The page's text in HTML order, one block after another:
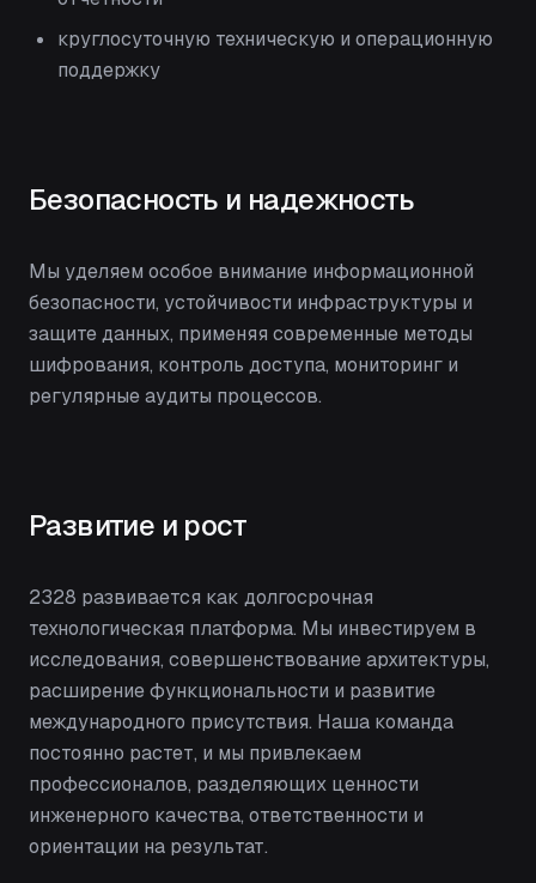
круглосуточную техническую и операционную
поддержку
Безопасность и надежность
Мы уделяем особое внимание информационной
безопасности, устойчивости инфраструктуры и
защите данных, применяя современные методы
шифрования, контроль доступа, мониторинг и
регулярные аудиты процессов.
Развитие и рост
2328 развивается как долгосрочная
технологическая платформа. Мы инвестируем в
исследования, совершенствование архитектуры,
расширение функциональности и развитие
международного присутствия. Наша команда
постоянно растет, и мы привлекаем
профессионалов, разделяющих ценности
инженерного качества, ответственности и
ориентации на результат.